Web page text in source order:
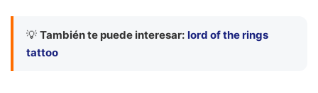
💡 También te puede interesar: lord of the rings
tattoo